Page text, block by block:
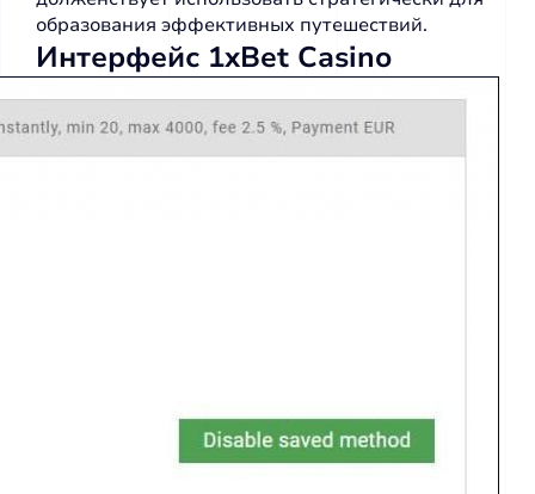
образования эффективных путешествий.
Интерфейс 1xBet Casino